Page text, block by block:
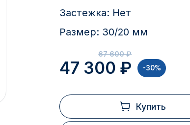
Застежка: Нет
Размер: 30/20 мм
47 300 ₽
67 600 ₽
-30%
Купить